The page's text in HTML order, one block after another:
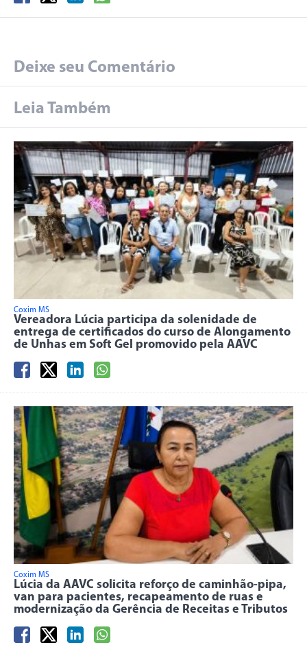
Deixe seu Comentário
Leia Também
Coxim MS
Vereadora Lúcia participa da solenidade de
entrega de certificados do curso de Alongamento
de Unhas em Soft Gel promovido pela AAVC
Coxim MS
Lúcia da AAVC solicita reforço de caminhão-pipa,
van para pacientes, recapeamento de ruas e
modernização da Gerência de Receitas e Tributos